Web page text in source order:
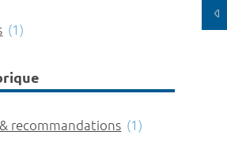
(1)
recommandations (1)